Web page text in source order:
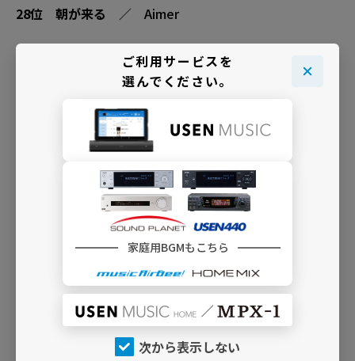
28位 朝が来る ／ Aimer
29位 ／ Vaundy
す、好きじゃない！ ／ ≠ME
ご利用サービスを
選んでください。
家庭用BGMもこちら
次から表示しない